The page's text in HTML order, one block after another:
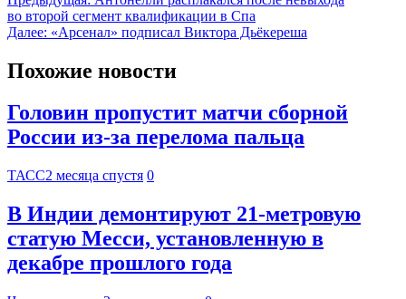
во второй сегмент квалификации в Спа
Далее: «Арсенал» подписал Виктора Дьёкереша
Похожие новости
Головин пропустит матчи сборной
России из-за перелома пальца
ТАСС2 месяца спустя 0
В Индии демонтируют 21-метровую
статую Месси, установленную в
декабре прошлого года